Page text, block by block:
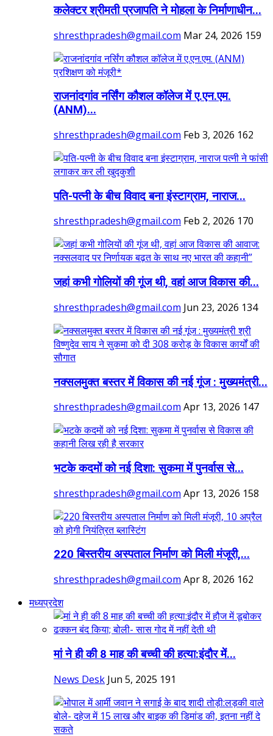
कलेक्टर श्रीमती प्रजापति ने मोहला के निर्माणाधीन...
shresthpradesh@gmail.com Mar 24, 2026 159
राजनांदगांव नर्सिंग कौशल कॉलेज में ए.एन.एम.
(ANM)...
shresthpradesh@gmail.com Feb 3, 2026 162
पति-पत्नी के बीच विवाद बना इंस्टाग्राम, नाराज...
shresthpradesh@gmail.com Feb 2, 2026 170
जहां कभी गोलियों की गूंज थी, वहां आज विकास की...
shresthpradesh@gmail.com Jun 23, 2026 134
नक्सलमुक्त बस्तर में विकास की नई गूंज : मुख्यमंत्री...
shresthpradesh@gmail.com Apr 13, 2026 147
भटके कदमों को नई दिशा: सुकमा में पुनर्वास से...
shresthpradesh@gmail.com Apr 13, 2026 158
220 बिस्तरीय अस्पताल निर्माण को मिली मंजूरी,...
shresthpradesh@gmail.com Apr 8, 2026 162
मध्यप्रदेश
मां ने ही की 8 माह की बच्ची की हत्या:इंदौर में...
News Desk Jun 5, 2025 191